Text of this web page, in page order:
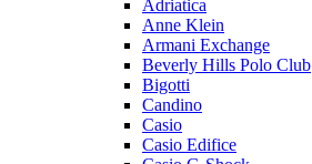
Adriatica
Anne Klein
Armani Exchange
Beverly Hills Polo Club
Bigotti
Candino
Casio
Casio Edifice